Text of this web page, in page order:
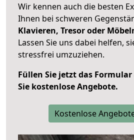
Wir kennen auch die besten
Ihnen bei schweren
Klavieren, Tresor oder
Lassen Sie uns dabei helfen,
stressfrei umzuziehen.
Füllen Sie jetzt das
Sie kostenlose Angebote.
Kostenlose